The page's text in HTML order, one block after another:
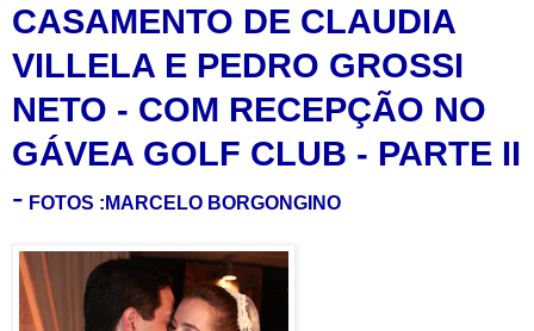
CASAMENTO DE CLAUDIA
VILLELA E PEDRO GROSSI
NETO - COM RECEPÇÃO NO
GÁVEA GOLF CLUB - PARTE II
- FOTOS :MARCELO BORGONGINO